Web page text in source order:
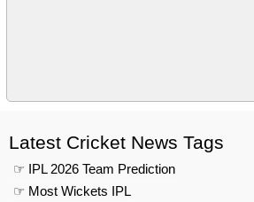
Latest Cricket News Tags
☞ IPL 2026 Team Prediction
☞ Most Wickets IPL